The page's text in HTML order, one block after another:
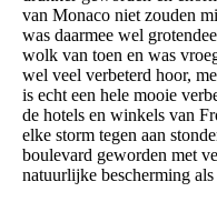
van Monaco niet zouden
was daarmee wel
wolk van toen en was
wel veel verbeterd hoor,
is echt een hele mooie
de hotels en winkels van
elke storm tegen aan
boulevard geworden met
natuurlijke bescherming